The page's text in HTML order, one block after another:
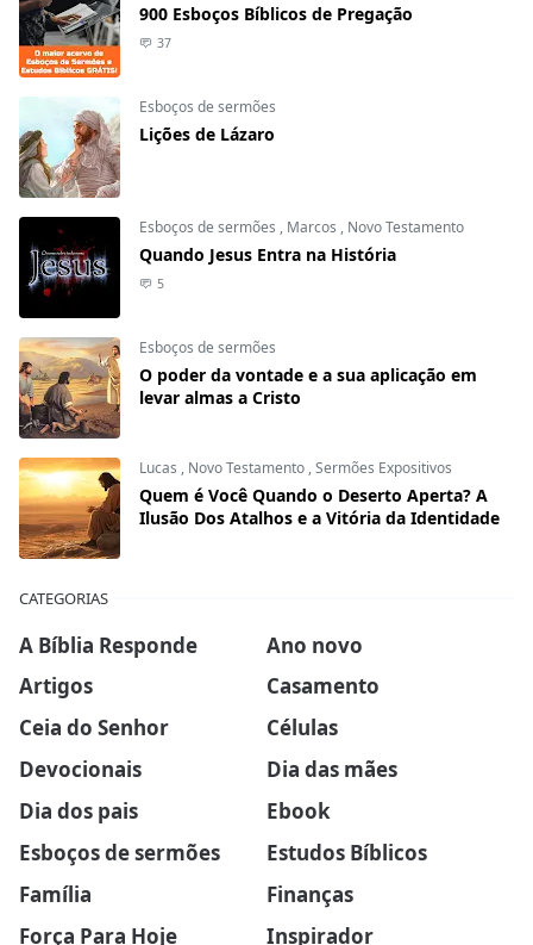
900 Esboços Bíblicos de Pregação
37
Esboços de sermões
Lições de Lázaro
Esboços de sermões , Marcos , Novo Testamento
Quando Jesus Entra na História
5
Esboços de sermões
O poder da vontade e a sua aplicação em
levar almas a Cristo
Lucas , Novo Testamento ,Sermões Expositivos
Quem é Você Quando o Deserto Aperta? A
Ilusão Dos Atalhos e a Vitória da Identidade
CATEGORIAS
A Bíblia Responde
Ano novo
Artigos
Casamento
Ceia do Senhor
Células
Devocionais
Dia das mães
Dia dos pais
Ebook
Esboços de sermões
Estudos Bíblicos
Família
Finanças
Força Para Hoje
Inspirador